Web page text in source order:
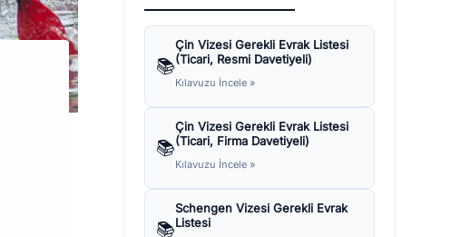
📚
Çin Vizesi Gerekli Evrak Listesi
(Ticari, Resmi Davetiyeli)
Kılavuzu İncele »
📚
Çin Vizesi Gerekli Evrak Listesi
(Ticari, Firma Davetiyeli)
Kılavuzu İncele »
📚
Schengen Vizesi Gerekli Evrak
Listesi